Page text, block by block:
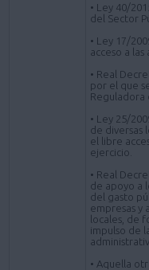
• Ley 40/
del Sector
• Ley 17/
acceso a las
• Real
por el que
Reguladora
• Ley 25/
de diversas
el libre
ejercicio.
• Real
de apoyo a
del gasto
empresas y
locales, de
impulso de
• Aquella